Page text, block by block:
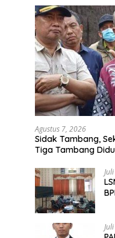
Agustus 7, 2026
Sidak Tambang,
Tiga Tambang